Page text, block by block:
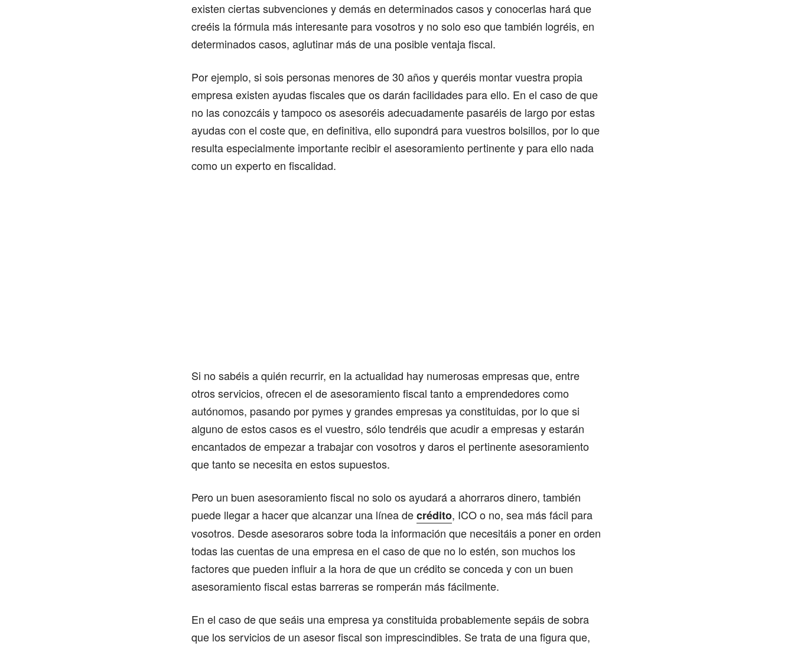
existen ciertas subvenciones y demás en determinados casos y conocerlas hará que
creéis la fórmula más interesante para vosotros y no solo eso que también logréis, en
determinados casos, aglutinar más de una posible ventaja fiscal.
Por ejemplo, si sois personas menores de 30 años y queréis montar vuestra propia
empresa existen ayudas fiscales que os darán facilidades para ello. En el caso de que
no las conozcáis y tampoco os asesoréis adecuadamente pasaréis de largo por estas
ayudas con el coste que, en definitiva, ello supondrá para vuestros bolsillos, por lo que
resulta especialmente importante recibir el asesoramiento pertinente y para ello nada
como un experto en fiscalidad.
Si no sabéis a quién recurrir, en la actualidad hay numerosas empresas que, entre
otros servicios, ofrecen el de asesoramiento fiscal tanto a emprendedores como
autónomos, pasando por pymes y grandes empresas ya constituidas, por lo que si
alguno de estos casos es el vuestro, sólo tendréis que acudir a empresas y estarán
encantados de empezar a trabajar con vosotros y daros el pertinente asesoramiento
que tanto se necesita en estos supuestos.
Pero un buen asesoramiento fiscal no solo os ayudará a ahorraros dinero, también
puede llegar a hacer que alcanzar una línea decrédito, ICO o no, sea más fácil para
vosotros. Desde asesoraros sobre toda la información que necesitáis a poner en orden
todas las cuentas de una empresa en el caso de que no lo estén, son muchos los
factores que pueden influir a la hora de que un crédito se conceda y con un buen
asesoramiento fiscal estas barreras se romperán más fácilmente.
En el caso de que seáis una empresa ya constituida probablemente sepáis de sobra
que los servicios de un asesor fiscal son imprescindibles. Se trata de una figura que,